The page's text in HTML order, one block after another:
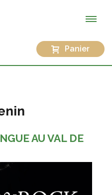
Panier
AU VAL DE